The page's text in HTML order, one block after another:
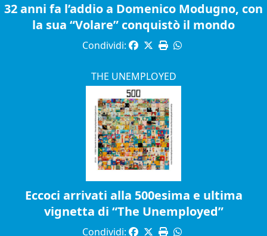
32 anni fa l’addio a Domenico Modugno, con
la sua “Volare” conquistò il mondo
Condividi:
THE UNEMPLOYED
Eccoci arrivati alla 500esima e ultima
vignetta di “The Unemployed”
Condividi: